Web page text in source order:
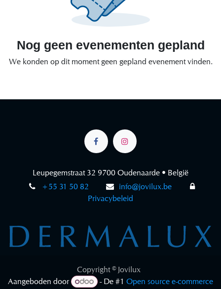
Nog geen evenementen gepland
We konden op dit moment geen gepland evenement vinden.
Leupegemstraat 32 9700 Oudenaarde • België
+55 31 50 82
info@jovilux.be
Privacybeleid
Copyright © Jovilux
Aangeboden door
- De #1Open source e-commerce